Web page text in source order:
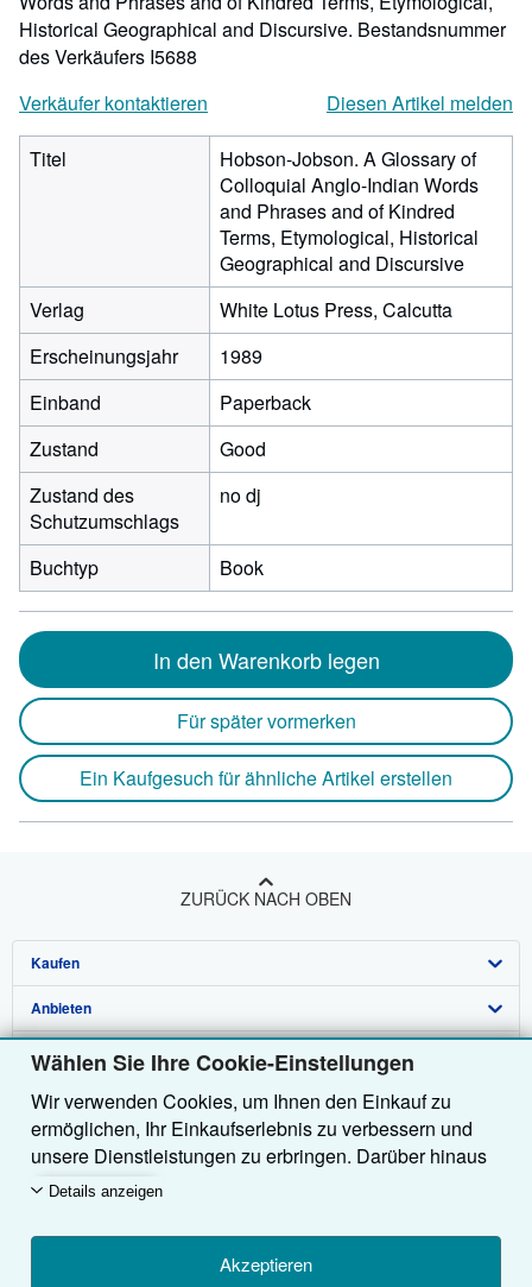
Wählen Sie Ihre Cookie-Einstellungen
Wir verwenden Cookies, um Ihnen den Einkauf zu
ermöglichen, Ihr Einkaufserlebnis zu verbessern und
unsere Dienstleistungen zu erbringen. Darüber hinaus
verwenden wir Cookies, um nachzuvollziehen, wie
Erfassung von Website-Besuchen), sodass wir
Optimierungen vornehmen können. Sofern Sie
Details anzeigen
Akzeptieren
Historical Geographical and Discursive. Bestandsnummer
des Verkäufers I5688
Verkäufer kontaktieren
Diesen Artikel melden
Titel
Hobson-Jobson. A Glossary of
Colloquial Anglo-Indian Words
and Phrases and of Kindred
Terms, Etymological, Historical
Geographical and Discursive
Verlag
White Lotus Press, Calcutta
Erscheinungsjahr
1989
Einband
Paperback
Zustand
Good
Zustand des
Schutzumschlags
no dj
Buchtyp Book
In den Warenkorb legen
Für später vormerken
Ein Kaufgesuch für ähnliche Artikel erstellen
ZURÜCK NACH OBEN
Kaufen
Detailsuche
Sammlungen
Nutzerkonto
Meine Bestellungen
Warenkorb
Anbieten
Verkäufer werden
Partnerprogramm
Empfehlen Sie einen Verkäufer
Über uns
Über uns / Impressum
Presse
Karriere
Datenschutzerklärung
Hilfe
Hilfebereich
Kundenservice
Weitere AbeBooks Unternehmen
AbeBooks.com
AbeBooks.co.uk
AbeBooks folgen